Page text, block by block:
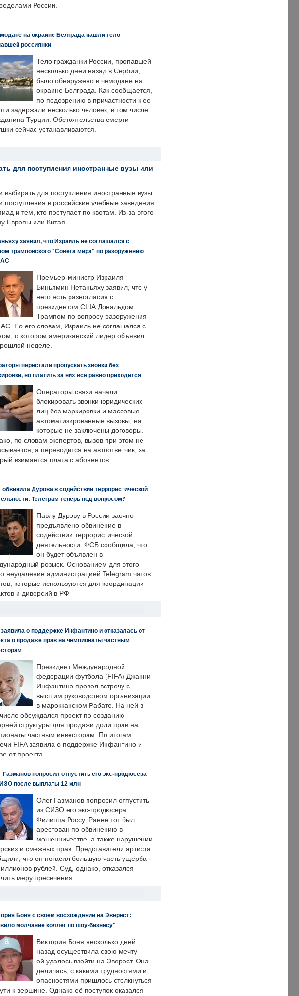
России.
на окраине Белграда нашли тело
россиянки
Тело гражданки России, пропавшей
несколько дней назад в Сербии,
было обнаружено в чемодане на
окраине Белграда. Как сообщается,
по подозрению в причастности к ее
задержали несколько человек, в том числе
Турции. Обстоятельства смерти
сейчас устанавливаются.
для поступления иностранные вузы или
выбирать для поступления иностранные вузы.
поступления в российские учебные заведения.
и тем, кто поступает по квотам. Из-за этого
Европы или Китая.
заявил, что Израиль не соглашался с
трамповского "Совета мира" по разоружению
Премьер-министр Израиля
Биньямин Нетаньяху заявил, что у
него есть разногласия с
президентом США Дональдом
Трампом по вопросу разоружения
По его словам, Израиль не соглашался с
о котором американский лидер объявил
неделе.
перестали пропускать звонки без
но платить за них все равно приходится
Операторы связи начали
блокировать звонки юридических
лиц без маркировки и массовые
автоматизированные вызовы, на
которые не заключены договоры.
по словам экспертов, вызов при этом не
а переводится на автоответчик, за
взимается плата с абонентов.
Дурова в содействии террористической
Телеграм теперь под вопросом?
Павлу Дурову в России заочно
предъявлено обвинение в
содействии террористической
деятельности. ФСБ сообщила, что
он будет объявлен в
розыск. Основанием для этого
неудаление администрацией Telegram чатов
которые используются для координации
и диверсий в РФ.
заявила о поддержке Инфантино и отказалась от
о продаже прав на чемпионаты частным
Президент Международной
федерации футбола (FIFA) Джанни
Инфантино провел встречу с
высшим руководством организации
в марокканском Рабате. На ней в
обсуждался проект по созданию
структуры для продажи доли прав на
частным инвесторам. По итогам
FIFA заявила о поддержке Инфантино и
от проекта.
Газманов попросил отпустить его экс-продюсера
после выплаты 12 млн
Олег Газманов попросил отпустить
из СИЗО его экс-продюсера
Филиппа Россу. Ранее тот был
арестован по обвинению в
мошенничестве, а также нарушении
и смежных прав. Представители артиста
что он погасил большую часть ущерба -
рублей. Суд, однако, отказался
меру пресечения.
Боня о своем восхождении на Эверест:
молчание коллег по шоу-бизнесу"
Виктория Боня несколько дней
назад осуществила свою мечту —
ей удалось взойти на Эверест. Она
делилась, с какими трудностями и
опасностями пришлось столкнуться
к вершине. Однако её поступок оказался